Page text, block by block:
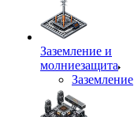
Заземление и
молниезащита
Заземление